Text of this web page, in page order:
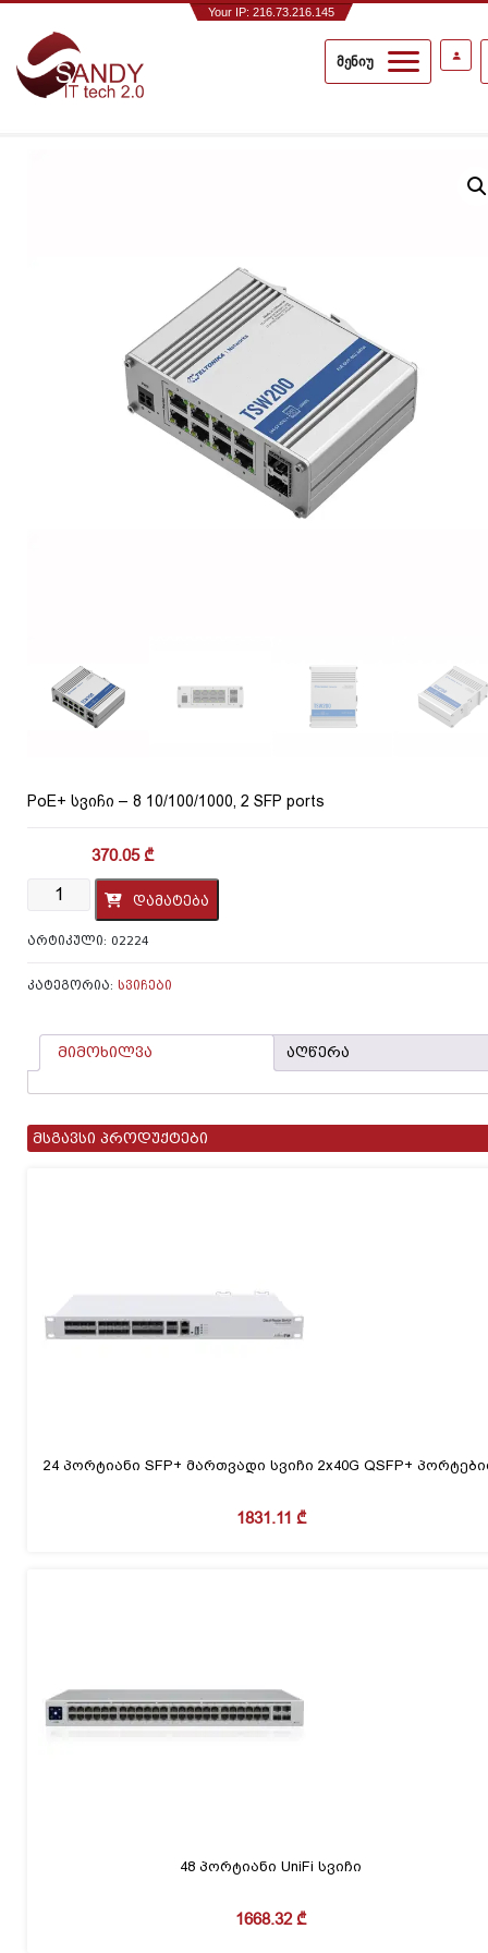
Your IP: 216.73.216.145
მენიუ
PoE+ სვიჩი – 8 10/100/1000, 2 SFP ports
370.05₾
რაოდენობა:
-
10/100/1000,
ports
დამატება
ᲐᲠᲢᲘᲙᲣᲚᲘ: 02224
ᲙᲐᲢᲔᲒᲝᲠᲘᲐ: ᲡᲕᲘᲩᲔᲑᲘ
მიმოხილვა აღწერა
მსგავსი პროდუქტები
24 პორტიანი SFP+ მართვადი სვიჩი 2x40G QSFP+
1831.11 ₾
48 პორტიანი UniFi სვიჩი
1668.32₾